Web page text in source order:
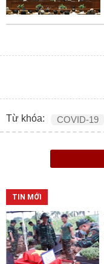
Từ khóa: COVID-19
TIN MỚI